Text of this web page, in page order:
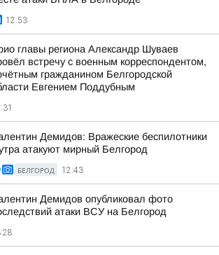
12:53
главы региона Александр Шуваев
встречу с военным корреспондентом,
гражданином Белгородской
Евгением Поддубным
Демидов: Вражеские беспилотники
атакуют мирный Белгород
БЕЛГОРОД 12:43
Демидов опубликовал фото
атаки ВСУ на Белгород